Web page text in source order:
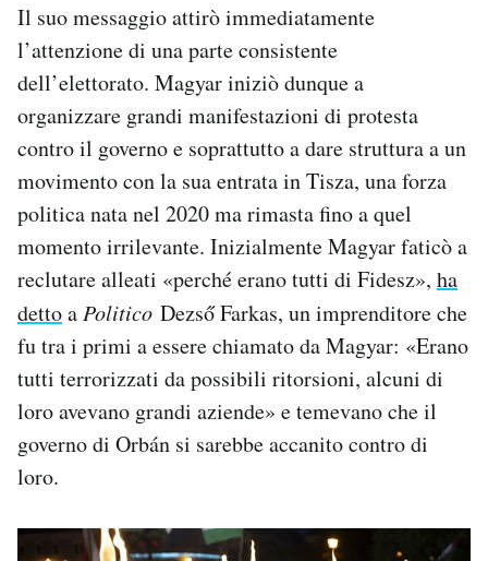
Il suo messaggio attirò immediatamente
l’attenzione di una parte consistente
dell’elettorato. Magyar iniziò dunque a
organizzare grandi manifestazioni di protesta
contro il governo e soprattutto a dare struttura a un
movimento con la sua entrata in Tisza, una forza
politica nata nel 2020 ma rimasta fino a quel
momento irrilevante. Inizialmente Magyar faticò a
reclutare alleati «perché erano tutti di Fidesz», ha
dettoa Politico Dezső Farkas, un imprenditore che
fu tra i primi a essere chiamato da Magyar: «Erano
tutti terrorizzati da possibili ritorsioni, alcuni di
loro avevano grandi aziende» e temevano che il
governo di Orbán si sarebbe accanito contro di
loro.